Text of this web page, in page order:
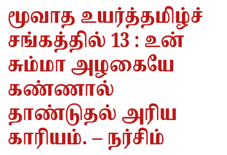
மூவாத உயர்த்தமிழ்ச்
சங்கத்தில் 13 : உன்
சும்மா அழகையே
கண்ணால்
தாண்டுதல் அரிய
காரியம். – நர்சிம்